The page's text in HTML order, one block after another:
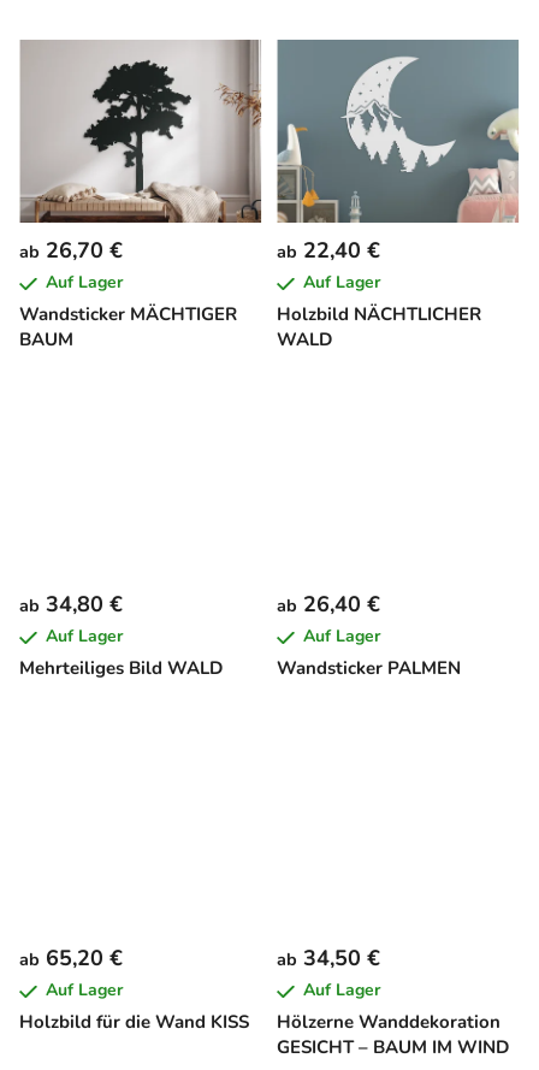
Wandsticker MÄCHTIGER
BAUM
ab 26,70 €
Auf Lager
Holzbild NÄCHTLICHER
WALD
ab 22,40 €
Auf Lager
Mehrteiliges Bild WALD
ab 34,80 €
Auf Lager
Wandsticker PALMEN
ab 26,40 €
Auf Lager
Holzbild für die Wand KISS
ab 65,20 €
Auf Lager
Hölzerne Wanddekoration
GESICHT – BAUM IM WIND
ab 34,50 €
Auf Lager